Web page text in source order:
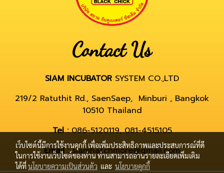
Contact Us
SIAM INCUBATOR SYSTEM CO.,LTD
219/2 Ratuthit Rd., SaenSaep, Minburi , Bangkok
10510 Thailand
Tel :086-5120119, 081-4515105
Email :siamhatchmore@gmail.com
เว็บไซต์นี้มีการใช้งานคุกกี้ เพื่อเพิ่มประสิทธิภาพและประสบการณ์ที่ดี
ในการใช้งานเว็บไซต์ของท่าน ท่านสามารถอ่านรายละเอียดเพิ่มเติม
ได้ที่นโยบายความเป็นส่วนตัว และ นโยบายคุกกี้